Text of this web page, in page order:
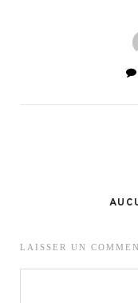
LAISSER UN